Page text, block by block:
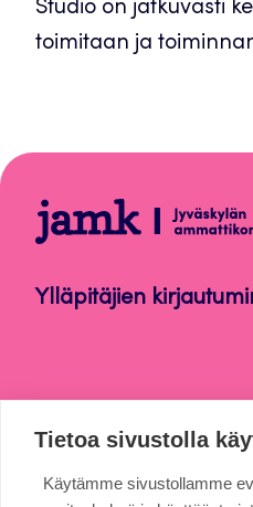
Studio on jatkuvasti
toimitaan ja
Digikeskus
Ylläpitäjien
Tietoa sivustolla
Käytämme sivustollamme